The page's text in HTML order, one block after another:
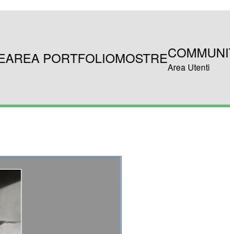
AREA PORTFOLIOMOSTRE
Area Utenti